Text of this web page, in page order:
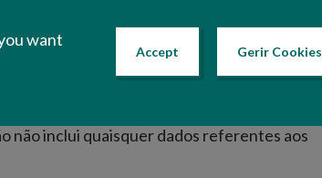
want
Accept Gerir Cookies
parcelas, e
de alguns apoios 'PDR 2020'.
não inclui quaisquer dados referentes aos